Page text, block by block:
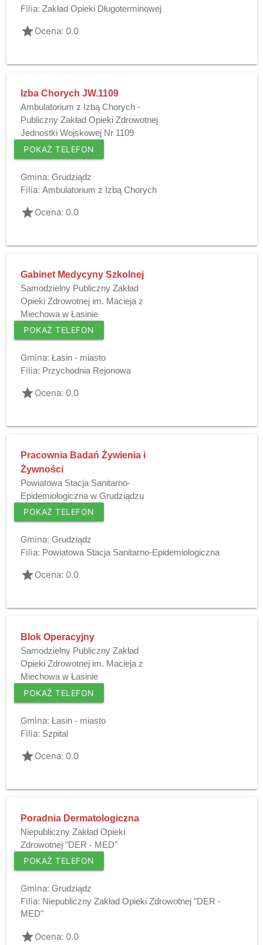
Filia: Zakład Opieki Długoterminowej
gradeOcena: 0.0
Izba Chorych JW.1109
Ambulatorium z Izbą Chorych -
Publiczny Zakład Opieki Zdrowotnej
Jednostki Wojskowej Nr 1109
POKAŻ TELEFON
Gmina: Grudziądz
Filia: Ambulatorium z Izbą Chorych
gradeOcena: 0.0
Gabinet Medycyny Szkolnej
Samodzielny Publiczny Zakład
Opieki Zdrowotnej im. Macieja z
Miechowa w Łasinie
POKAŻ TELEFON
Gmina: Łasin - miasto
Filia: Przychodnia Rejonowa
gradeOcena: 0.0
Pracownia Badań Żywienia i
Żywności
Powiatowa Stacja Sanitarno-
Epidemiologiczna w Grudziądzu
POKAŻ TELEFON
Gmina: Grudziądz
Filia: Powiatowa Stacja Sanitarno-Epidemiologiczna
gradeOcena: 0.0
Blok Operacyjny
Samodzielny Publiczny Zakład
Opieki Zdrowotnej im. Macieja z
Miechowa w Łasinie
POKAŻ TELEFON
Gmina: Łasin - miasto
Filia: Szpital
gradeOcena: 0.0
Poradnia Dermatologiczna
Niepubliczny Zakład Opieki
Zdrowotnej "DER - MED"
POKAŻ TELEFON
Gmina: Grudziądz
Filia: Niepubliczny Zakład Opieki Zdrowotnej "DER -
MED"
gradeOcena: 0.0